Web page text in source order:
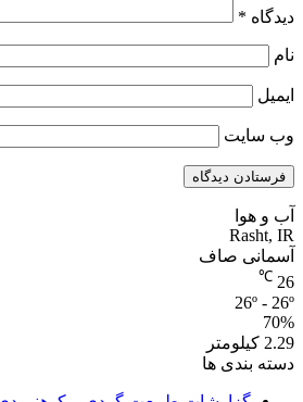
دیدگاه *
نام
ایمیل
وب‌ سایت
آب و هوا
Rasht, IR
آسمانی صاف
26
℃
26º - 26º
70%
2.29 کیلومتر
دسته بندی ها